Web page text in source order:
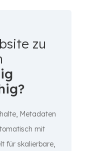
zu
Metadaten
mit
für skalierbare,